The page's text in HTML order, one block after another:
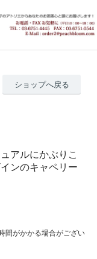
ショップへ戻る
アルにかぶりこ
ンのキャペリー
間がかかる場合がござい